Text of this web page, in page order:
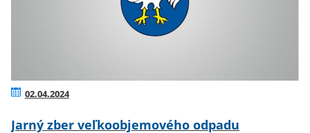
02.04.2024
Jarný zber veľkoobjemového odpadu